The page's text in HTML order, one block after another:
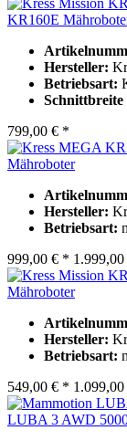
KR160E
Hersteller:
Betriebsart:
Schnittbreite
799,00 € *
Mähroboter
Hersteller:
Betriebsart:
999,00 € *
Mähroboter
Hersteller:
Betriebsart:
549,00 € *
LUBA 3 AWD